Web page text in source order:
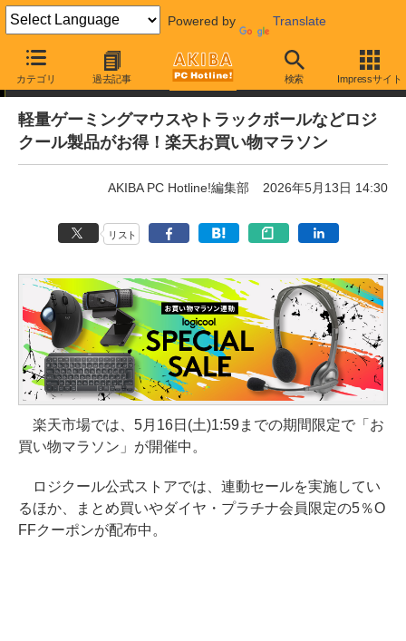
Powered by Translate
カテゴリ 過去記事 検索 Impressサイト
通販セール
軽量ゲーミングマウスやトラックボールなどロジ
クール製品がお得！楽天お買い物マラソン
AKIBA PC Hotline!編集部 2026年5月13日 14:30
リスト
楽天市場では、5月16日(土)1:59までの期間限定で「お
買い物マラソン」が開催中。
ロジクール公式ストアでは、連動セールを実施してい
るほか、まとめ買いやダイヤ・プラチナ会員限定の5％O
FFクーポンが配布中。